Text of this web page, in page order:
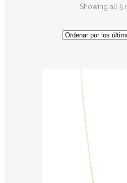
Showing all 5